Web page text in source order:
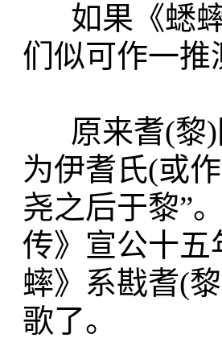
如果《蟋蟀
们似可作
原来耆(黎)
为伊耆氏(或
尧之后于黎”
传》宣公十五
蟀》系戡耆(
歌了。